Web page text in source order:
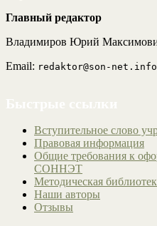
Главный редактор
Владимиров Юрий
Email: redaktor@son-net.info
Вступительное слово
Правовая информация
Общие требования к
СОННЭТ
Методическая
Наши авторы
Отзывы